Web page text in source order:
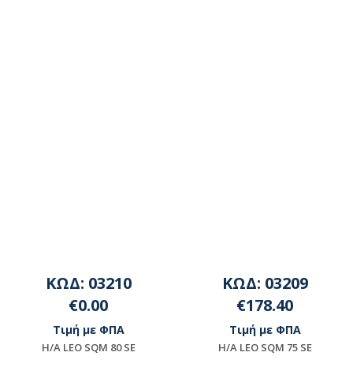
ΚΩΔ: 03210
€0.00
Τιμή με ΦΠΑ
H/A LEO SQΜ 80 SΕ
ΚΩΔ: 03209
€178.40
Τιμή με ΦΠΑ
H/A LEO SQΜ 75 SΕ